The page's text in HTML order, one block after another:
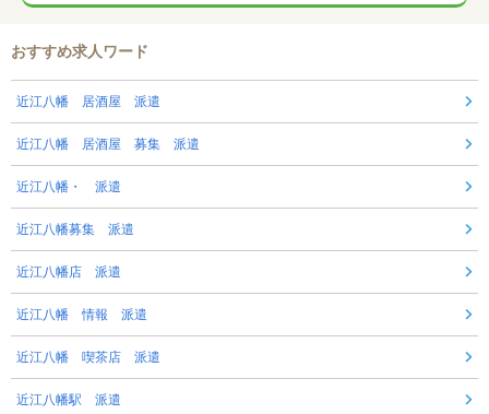
おすすめ求人ワード
近江八幡 居酒屋 派遣
近江八幡 居酒屋 募集 派遣
近江八幡・ 派遣
近江八幡募集 派遣
近江八幡店 派遣
近江八幡 情報 派遣
近江八幡 喫茶店 派遣
近江八幡駅 派遣